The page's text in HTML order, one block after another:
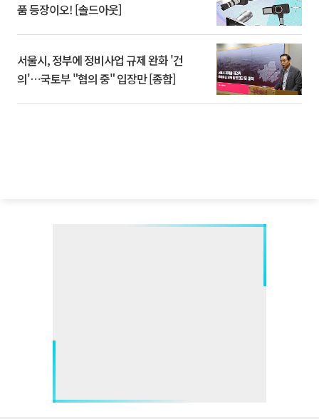
품 등장이오! [솔드아웃]
서울시, 정부에 정비사업 규제 완화 '건
의'⋯국토부 "협의 중" 입장만 [종합]